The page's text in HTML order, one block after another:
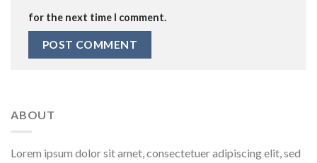
for the next time I comment.
ABOUT
Lorem ipsum dolor sit amet, consectetuer adipiscing elit, sed